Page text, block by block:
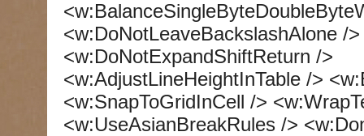
<w:DoNotLeaveBackslashAlone /
<w:DoNotExpandShiftReturn />
<w:AdjustLineHeightInTable />
<w:SnapToGridInCell />
<w:UseAsianBreakRules />